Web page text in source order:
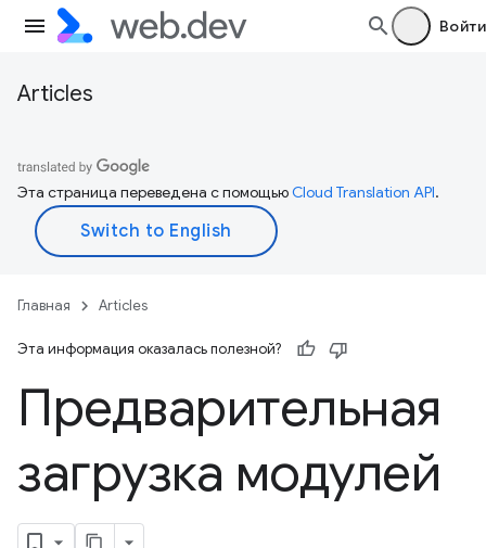
Войти
Articles
Эта страница переведена с помощьюCloud Translation API.
Главная Articles
Эта информация оказалась полезной?
Предварительная
загрузка модулей